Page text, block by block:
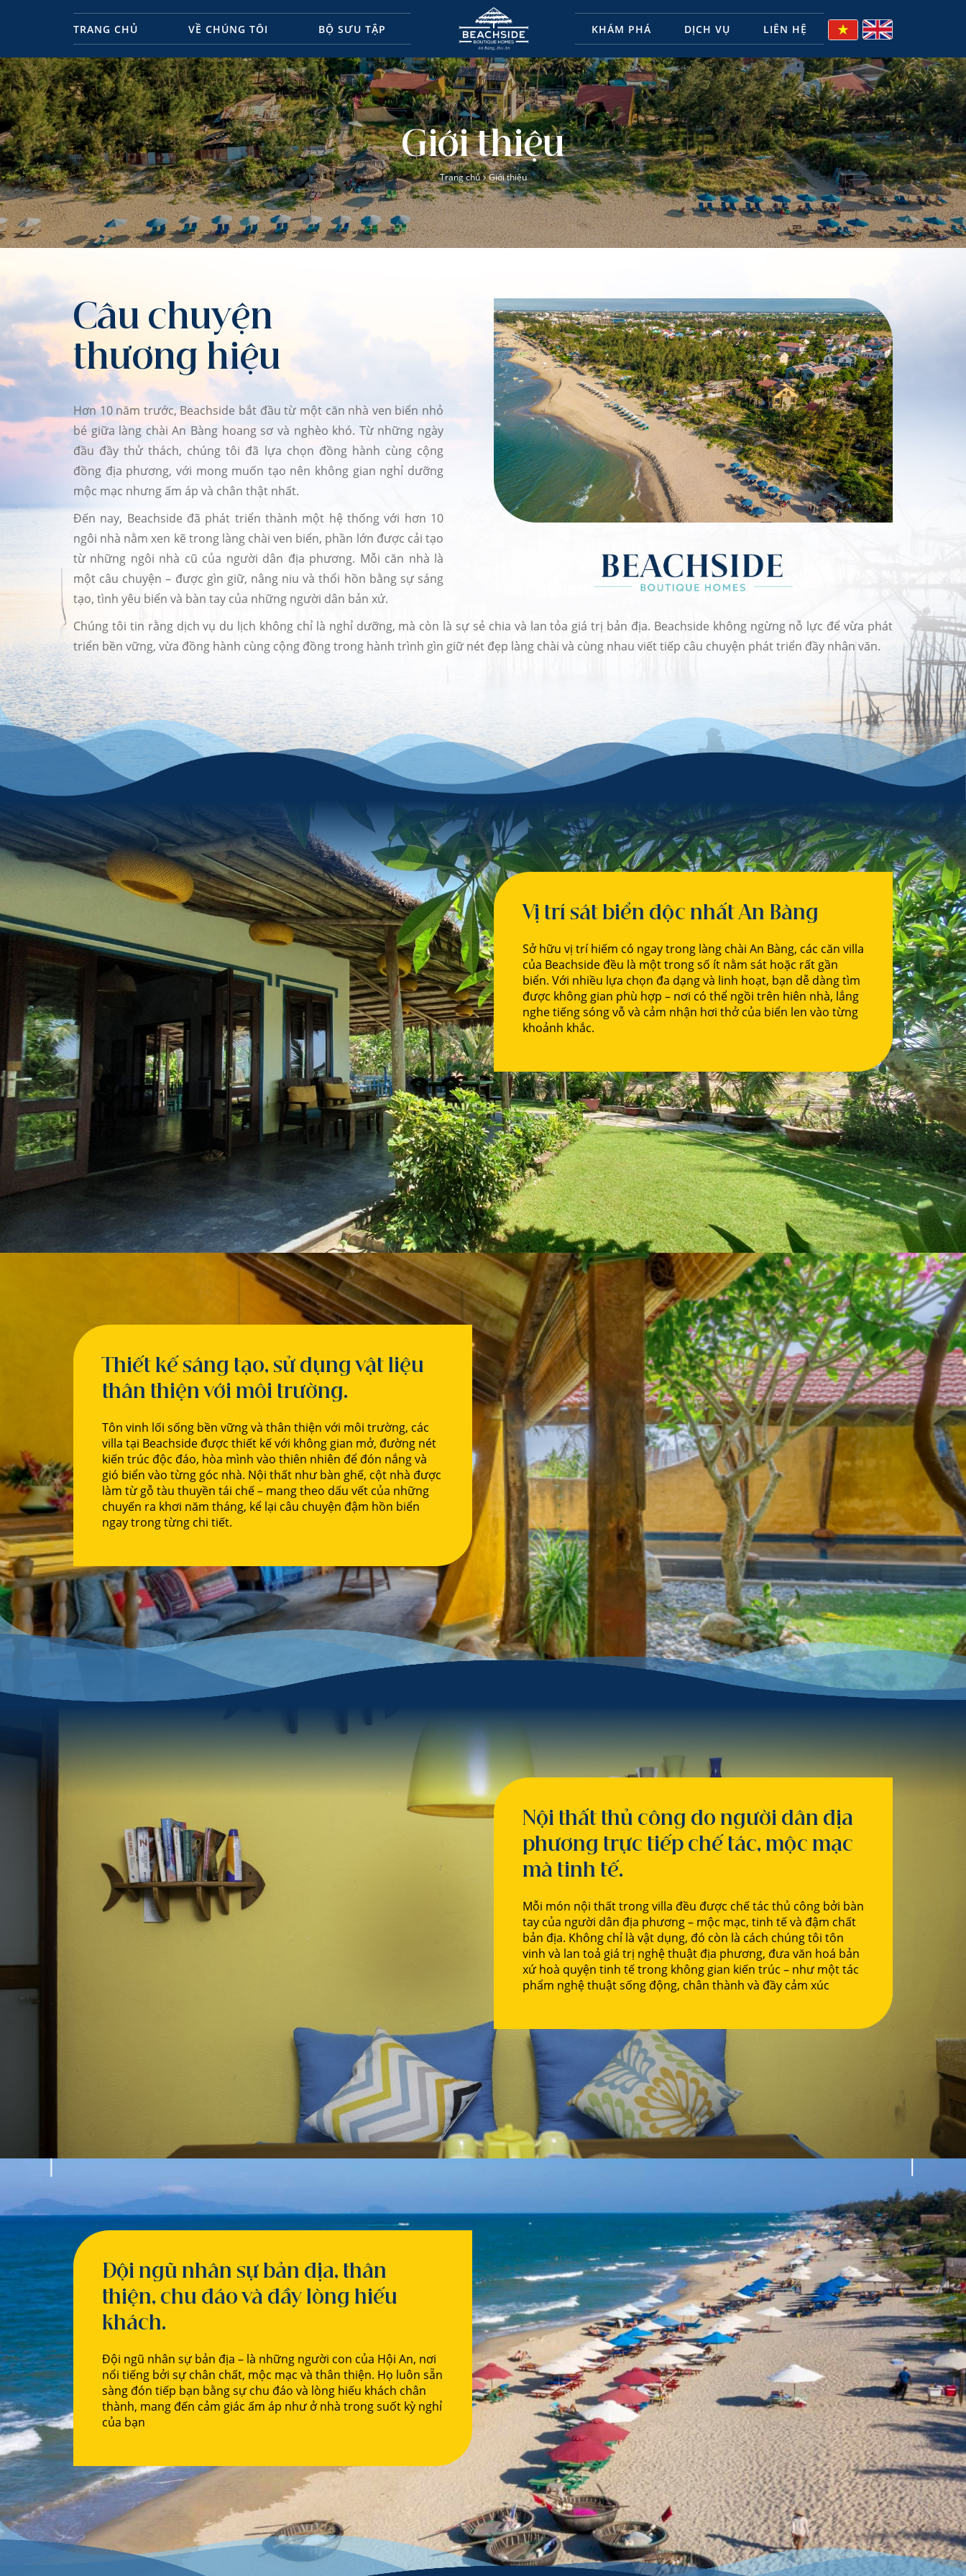
TRANG CHỦ VỀ CHÚNG TÔI BỘ SƯU TẬP KHÁM PHÁ DỊCH VỤ LIÊN HỆ
Giới thiệu
Trang chủ Giới thiệu
Câu chuyện
thương hiệu
Hơn 10 năm trước, Beachside bắt đầu từ một căn nhà ven biển nhỏ
bé giữa làng chài An Bàng hoang sơ và nghèo khó. Từ những ngày
đầu đầy thử thách, chúng tôi đã lựa chọn đồng hành cùng cộng
đồng địa phương, với mong muốn tạo nên không gian nghỉ dưỡng
mộc mạc nhưng ấm áp và chân thật nhất.
Đến nay, Beachside đã phát triển thành một hệ thống với hơn 10
ngôi nhà nằm xen kẽ trong làng chài ven biển, phần lớn được cải tạo
từ những ngôi nhà cũ của người dân địa phương. Mỗi căn nhà là
một câu chuyện – được gìn giữ, nâng niu và thổi hồn bằng sự sáng
tạo, tình yêu biển và bàn tay của những người dân bản xứ.
Chúng tôi tin rằng dịch vụ du lịch không chỉ là nghỉ dưỡng, mà còn là sự sẻ chia và lan tỏa giá trị bản địa. Beachside không ngừng nỗ lực để vừa phát
triển bền vững, vừa đồng hành cùng cộng đồng trong hành trình gìn giữ nét đẹp làng chài và cùng nhau viết tiếp câu chuyện phát triển đầy nhân văn.
Vị trí sát biển độc nhất An Bàng
Sở hữu vị trí hiếm có ngay trong làng chài An Bàng, các căn villa
của Beachside đều là một trong số ít nằm sát hoặc rất gần
biển. Với nhiều lựa chọn đa dạng và linh hoạt, bạn dễ dàng tìm
được không gian phù hợp – nơi có thể ngồi trên hiên nhà, lắng
nghe tiếng sóng vỗ và cảm nhận hơi thở của biển len vào từng
khoảnh khắc.
Thiết kế sáng tạo, sử dụng vật liệu
thân thiện với môi trường.
Tôn vinh lối sống bền vững và thân thiện với môi trường, các
villa tại Beachside được thiết kế với không gian mở, đường nét
kiến trúc độc đáo, hòa mình vào thiên nhiên để đón nắng và
gió biển vào từng góc nhà. Nội thất như bàn ghế, cột nhà được
làm từ gỗ tàu thuyền tái chế – mang theo dấu vết của những
chuyến ra khơi năm tháng, kể lại câu chuyện đậm hồn biển
ngay trong từng chi tiết.
Nội thất thủ công do người dân địa
phương trực tiếp chế tác, mộc mạc
mà tinh tế.
Mỗi món nội thất trong villa đều được chế tác thủ công bởi bàn
tay của người dân địa phương – mộc mạc, tinh tế và đậm chất
bản địa. Không chỉ là vật dụng, đó còn là cách chúng tôi tôn
vinh và lan toả giá trị nghệ thuật địa phương, đưa văn hoá bản
xứ hoà quyện tinh tế trong không gian kiến trúc – như một tác
phẩm nghệ thuật sống động, chân thành và đầy cảm xúc
Đội ngũ nhân sự bản địa, thân
thiện, chu đáo và đầy lòng hiếu
khách.
Đội ngũ nhân sự bản địa – là những người con của Hội An, nơi
nổi tiếng bởi sự chân chất, mộc mạc và thân thiện. Họ luôn sẵn
sàng đón tiếp bạn bằng sự chu đáo và lòng hiếu khách chân
thành, mang đến cảm giác ấm áp như ở nhà trong suốt kỳ nghỉ
của bạn